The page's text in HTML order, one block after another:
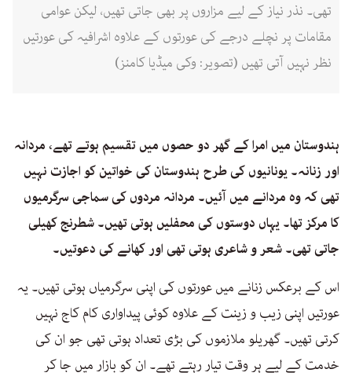
تھی۔ نذر نیاز کے لیے مزاروں پر بھی جاتی تھیں، لیکن عوامی
مقامات پر نچلے درجے کی عورتوں کے علاوہ اشرافیہ کی عورتیں
نظر نہیں آتی تھیں (تصویر: وکی میڈیا کامنز)
ہندوستان میں امرا کے گھر دو حصوں میں تقسیم ہوتے تھے، مردانہ
اور زنانہ۔ یونانیوں کی طرح ہندوستان کی خواتین کو اجازت نہیں
تھی کہ وہ مردانے میں آئیں۔ مردانہ مردوں کی سماجی سرگرمیوں
کا مرکز تھا۔ یہاں دوستوں کی محفلیں ہوتی تھیں۔ شطرنج کھیلی
جاتی تھی۔ شعر و شاعری ہوتی تھی اور کھانے کی دعوتیں۔
اس کے برعکس زنانے میں عورتوں کی اپنی سرگرمیاں ہوتی تھیں۔ یہ
عورتیں اپنی زیب و زینت کے علاوہ کوئی پیداواری کام کاج نہیں
کرتی تھیں۔ گھریلو ملازموں کی بڑی تعداد ہوتی تھی جو ان کی
خدمت کے لیے ہر وقت تیار رہتے تھے۔ ان کو بازار میں جا کر